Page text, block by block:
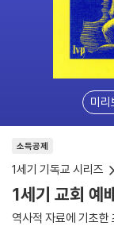
미리
소득공제
1세기 기독교 시리즈
1세기 교회 예
역사적 자료에 기초한